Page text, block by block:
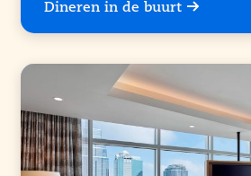
Dineren in de buurt